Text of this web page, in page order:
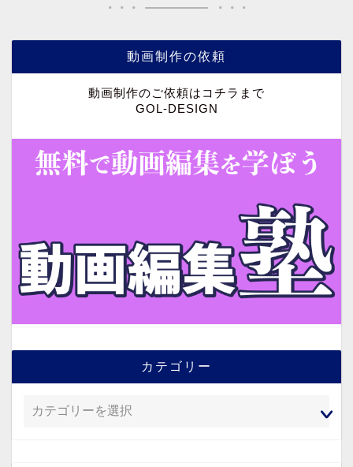
動画制作の依頼
動画制作のご依頼はコチラまで
GOL-DESIGN
カテゴリー